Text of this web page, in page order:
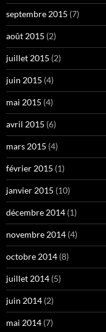
septembre 2015 (7)
août 2015 (2)
juillet 2015 (2)
juin 2015 (4)
mai 2015 (4)
avril 2015 (6)
mars 2015 (4)
février 2015 (1)
janvier 2015 (10)
décembre 2014 (1)
novembre 2014 (4)
octobre 2014 (8)
juillet 2014 (5)
juin 2014 (2)
mai 2014 (7)